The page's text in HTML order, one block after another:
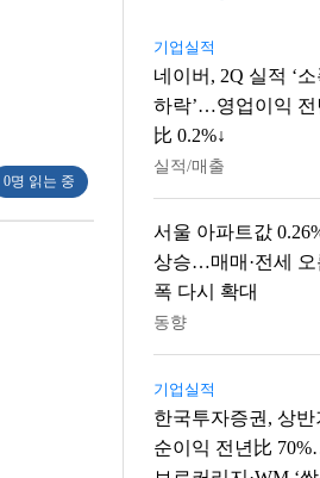
0명 읽는 중
기업실적
네이버, 2Q 실적 ‘소
하락’…영업이익 전
比 0.2%↓
실적/매출
서울 아파트값
상승…매매·전세 오
폭 다시 확대
동향
기업실적
한국투자증권, 상반
순이익 전년比